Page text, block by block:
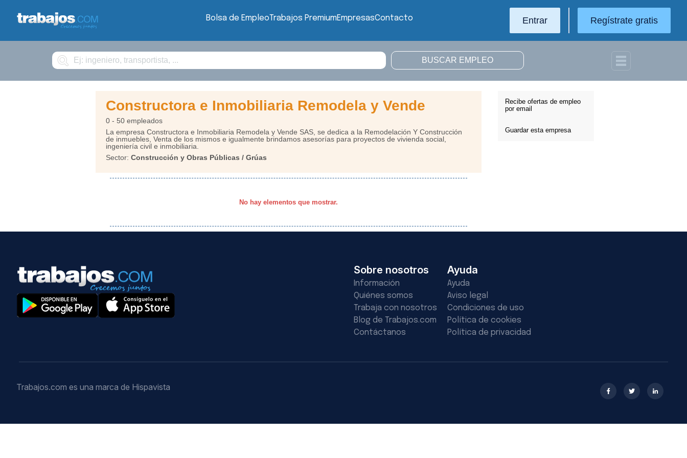
Bolsa de EmpleoTrabajos PremiumEmpresasContacto Entrar Regístrate gratis
Buscar
Recibe ofertas de empleo
por email
Guardar esta empresa
Constructora e Inmobiliaria Remodela y Vende
0 - 50 empleados
La empresa Constructora e Inmobiliaria Remodela y Vende SAS, se dedica a la Remodelación Y Construcción
de inmuebles, Venta de los mismos e igualmente brindamos asesorías para proyectos de vivienda social,
ingeniería civil e inmobiliaria.
Sector: Construcción y Obras Públicas / Grúas
No hay elementos que mostrar.
Sobre nosotros
Información
Quiénes somos
Trabaja con nosotros
Blog de Trabajos.com
Contáctanos
Ayuda
Ayuda
Aviso legal
Condiciones de uso
Política de cookies
Política de privacidad
Trabajos.com es una marca de Hispavista